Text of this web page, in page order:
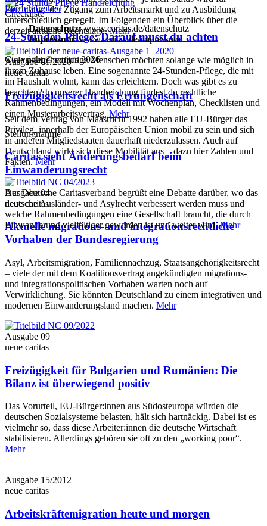
Flüchtlinge der Zugang zum Arbeitsmarkt und zu Ausbildung
unterschiedlich geregelt. Im Folgenden ein Überblick über die
derzeit aktuelle Rechtslage.Mehr
Ausgabe 01/2020
neue caritas
Freizügigkeitsrecht als Errungenschaft
Seit dem Vertrag von Maastricht 1992 haben alle EU-Bürger das
Privileg, innerhalb der Europäischen Union mobil zu sein und sich
in anderen Mitgliedstaaten dauerhaft niederzulassen. Auch auf
Deutschland wirkt sich diese Mobilität aus – dazu hier Zahlen und
Fakten.Mehr
Ausgabe 04
neue caritas
Aktuelle migrations- und integrations­rechtliche
Vorhaben der Bundesregierung
Asyl, Arbeitsmigration, Familiennachzug, Staatsangehörigkeitsrecht
– viele der mit dem Koalitionsvertrag angekündigten migrations-
und integrationspolitischen Vorhaben warten noch auf
Verwirklichung. Sie könnten Deutschland zu einem integrativen und
modernen Einwanderungsland machen. Mehr
Ausgabe 09
neue caritas
Freizügigkeit für Bulgarien und Rumänien: Die
Bilanz ist überwiegend positiv
Das Vorurteil, EU-Bürger:innen aus Südosteuropa würden die
deutschen Sozialsysteme belasten, hält sich hartnäckig. Dabei ist es
vielmehr so, dass diese Arbeiter:innen die deutsche Wirtschaft
stabilisieren. Allerdings gehören sie oft zu den „working poor“.
Mehr
Ausgabe 15/2012
neue caritas
Arbeitskräftemigration heute und morgen
Checkliste
24-Stunden-Pflege: Darauf musst du achten
Viele pflegebedürftige Menschen möchten solange wie möglich in
ihrem Zuhause leben. Eine sogenannte 24-Stunden-Pflege, die mit
im Haushalt wohnt, kann das erleichtern. Doch was gibt es zu
beachten? In unserer Handreichung findest du rechtliche
Rahmenbedingungen, ein Modell mit Wochenplan, Checklisten und
einen Musterarbeitsvertrag. Mehr
Stellungnahme
Caritas sieht Änderungsbedarf beim
Einwanderungsrecht
Der Deutsche Caritasverband begrüßt eine Debatte darüber, wo das
deutsche Ausländer- und Asylrecht verbessert werden muss und
welche Rahmenbedingungen eine Gesellschaft braucht, die durch
Einwanderung vielfältiger geworden ist und weiter wird.Mehr
Barrierefreiheit
Datenschutz:www.caritas.de/datenschutz
Impressum:www.caritas.de/impressum
Copyright © caritas 2026